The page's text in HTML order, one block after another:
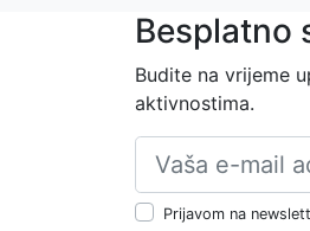
Besplatno
Budite na vrijeme
aktivnostima.
Prijavom na